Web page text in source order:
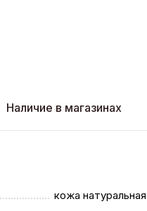
Наличие в магазинах
кожа натуральная